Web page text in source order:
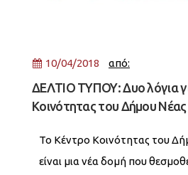
10/04/2018 από:
ΔΕΛΤΙΟ ΤΥΠΟΥ: Δυο λόγια
Κοινότητας του Δήμου
Το Κέντρο Κοινότητας του
είναι μια νέα δομή που